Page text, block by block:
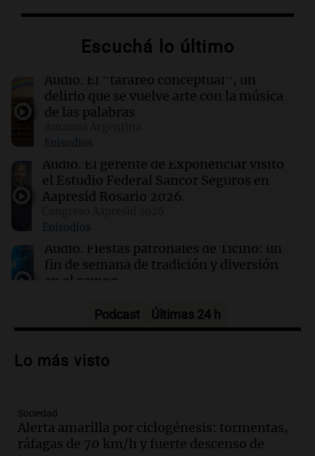
X tras un año en el cargo
Descuentos de hasta $400 en entradas para
TechCrunch Disrupt 2026 hasta el viernes
Madres pidieron por la Ley Joaquín en
Rosario: "Nos arrancaron lo más sagrado"
21:54 Mundo
tras 15 meses de prisión sin juicio
Escuchá lo último
Audio. El "tarareo conceptual", un
delirio que se vuelve arte con la música
de las palabras
Episodios
Audio. El gerente de Exponenciar visitó
el Estudio Federal Sancor Seguros en
Aapresid Rosario 2026.
Episodios
Audio. Fiestas patronales de Ticino: un
fin de semana de tradición y diversión
en el campo
Audio.Preparativos para la feria en La
de apertura
Audio.
lluvias, senadores manifiestan
oposición a ley de tierras
Podcast Últimas 24 h
Lo más visto
Sociedad
Alerta amarilla por ciclogénesis: tormentas,
ráfagas de 70 km/h y fuerte descenso de